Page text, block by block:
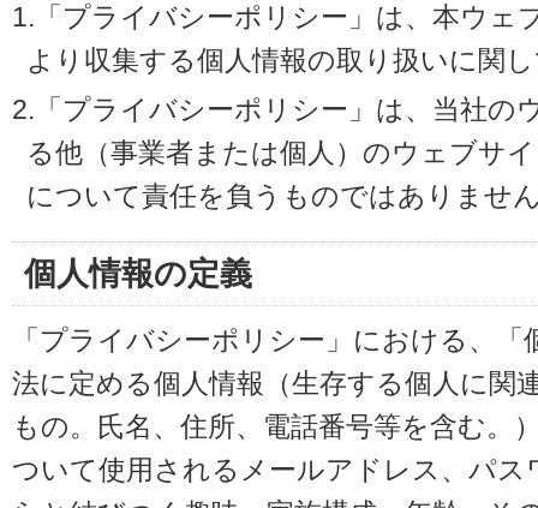
1.「プライバシーポリシー」は、本ウェ
より収集する個人情報の取り扱いに関
2.「プライバシーポリシー」は、当社の
る他（事業者または個人）のウェブサ
について責任を負うものではありませ
個人情報の定義
「プライバシーポリシー」における、
法に定める個人情報（生存する個人に関
もの。氏名、住所、電話番号等を含む。
ついて使用されるメールアドレス、パ